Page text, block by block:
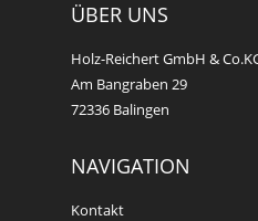
ÜBER UNS
Holz-Reichert GmbH &
Am Bangraben 29
72336 Balingen
NAVIGATION
Kontakt